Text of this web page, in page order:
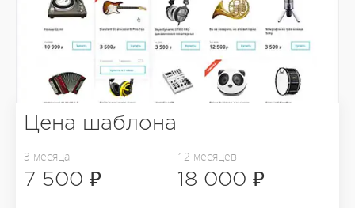
Цена шаблона
3 месяца
7 500 ₽
12 месяцев
18 000 ₽